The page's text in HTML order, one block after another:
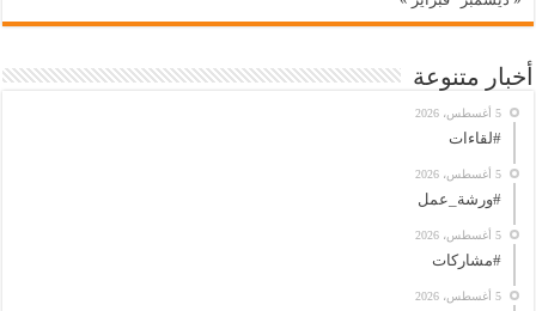
أخبار متنوعة
5 أغسطس، 2026
#لقاءات
5 أغسطس، 2026
#ورشة_عمل
5 أغسطس، 2026
#مشاركات
5 أغسطس، 2026